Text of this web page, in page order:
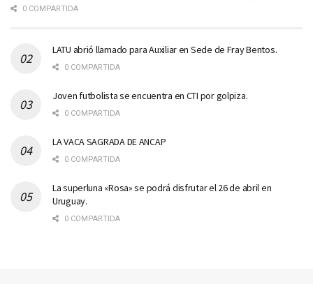
0 COMPARTIDA
LATU abrió llamado para Auxiliar en Sede de Fray Bentos.
0 COMPARTIDA
Joven futbolista se encuentra en CTI por golpiza.
0 COMPARTIDA
LA VACA SAGRADA DE ANCAP
0 COMPARTIDA
La superluna «Rosa» se podrá disfrutar el 26 de abril en
Uruguay.
0 COMPARTIDA